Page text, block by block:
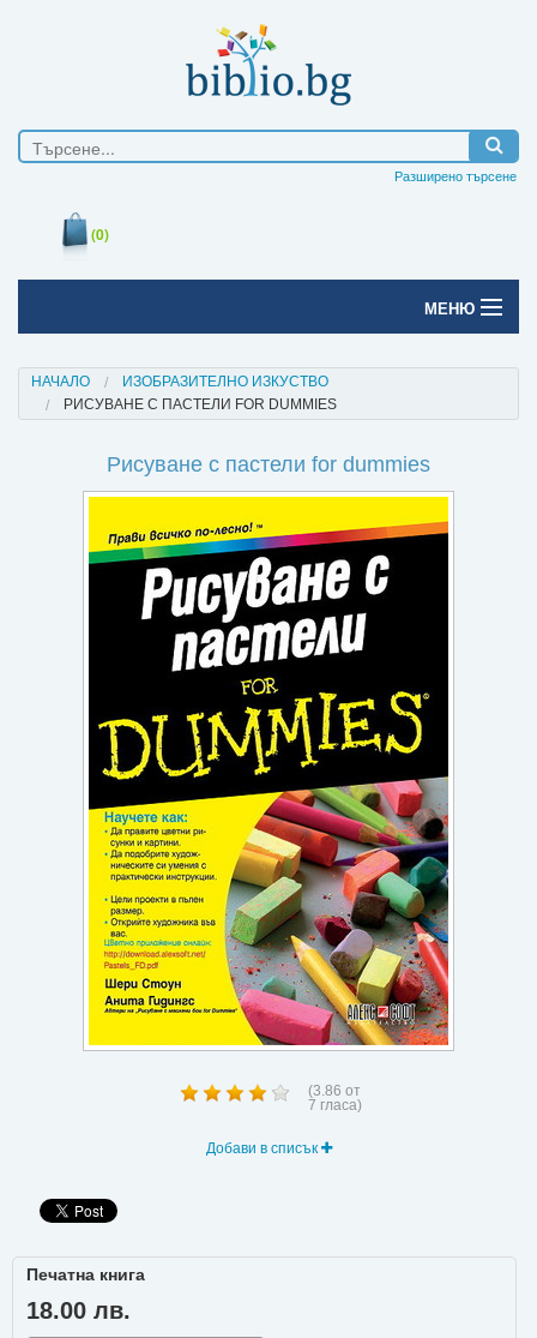
Разширено търсене
(0)
МЕНЮ
Печатни книги
Електронни книги
Промоции
Регистрация
НАЧАЛО
ИЗОБРАЗИТЕЛНО ИЗКУСТВО
РИСУВАНЕ С ПАСТЕЛИ FOR DUMMIES
Рисуване с пастели for dummies
(3.86 от
7 гласа)
Добави в списък
Печатна книга
18.00 лв.